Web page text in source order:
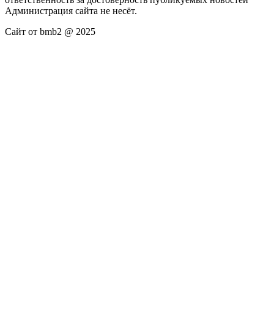
Администрация сайта не несёт.
Сайт от bmb2 @ 2025